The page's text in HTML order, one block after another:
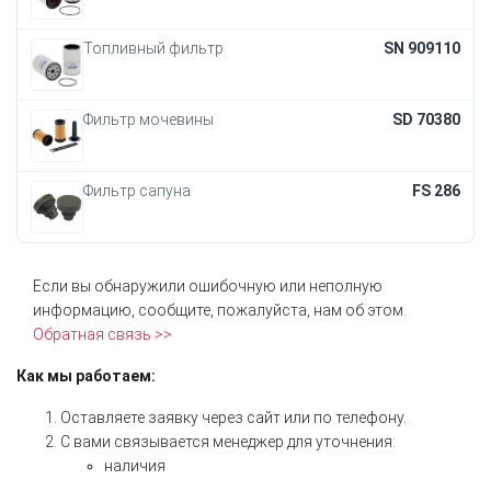
Топливный фильтр SN 909110
Фильтр мочевины SD 70380
Фильтр сапуна FS 286
Если вы обнаружили ошибочную или неполную
информацию, сообщите, пожалуйста, нам об этом.
Обратная связь >>
Как мы работаем:
Оставляете заявку через сайт или по телефону.
С вами связывается менеджер для уточнения:
наличия